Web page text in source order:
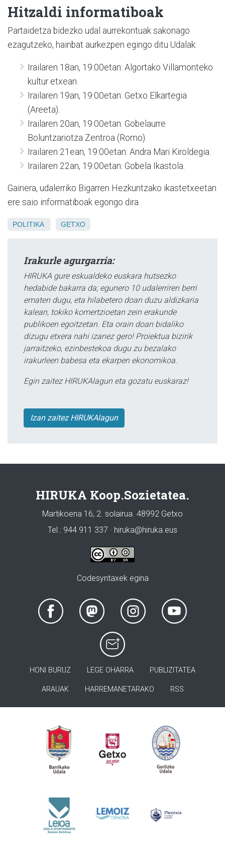
Hitzaldi informatiboak
Partaidetza bidezko udal aurrekontuak sakonago
ezagutzeko, hainbat aurkezpen egingo ditu Udalak:
Irailaren 18an, 19:00etan: Algortako Villamonteko
kultur etxean.
Irailaren 19an, 19:00etan: Getxo Elkartegia
(Areeta).
Irailaren 20an, 19:00etan: Gobelaurre
Boluntzariotza Zentroa (Romo).
Irailaren 21ean, 19:00etan: Andra Mari Kiroldegia.
Irailaren 22an, 19:00etan: Gobela Ikastola.
Gainera, udalerriko Bigarren Hezkuntzako ikastetxeetan
ere saio informatiboak egongo dira.
POLITIKA GETXO
Irakurle agurgarria:
HIRUKA gure eskualdeko euskara hutsezko
hedabide bakarra da; egunero 10 udalerriren berri
ematen dugu, eta hilabetero doan duzu aldizkaria
kalean, tokiko komertzioetan zein erakunde
publikoen egoitzetan. Eta orain doan bidaliko
dizugu etxera nahi izanez gero! Proiektua bizirik
jarraitzeko, ezinbestekoa dugu zu bezalako
irakurleen babesa eta ekarpen ekonomikoa.
Egin zaitez HIRUKAlagun eta gozatu euskaraz!
Izan zaitez HIRUKAlagun
HIRUKA Koop.Sozietatea.
Martikoena 16, 2. solairua. 48992 Getxo
Tel.: 944 911 337 · hiruka@hiruka.eus
Codesyntaxek egina
HONI BURUZ LEGE OHARRA PUBLIZITATEA
ARAUAK HARREMANETARAKO RSS